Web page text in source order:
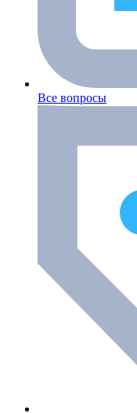
Все вопросы